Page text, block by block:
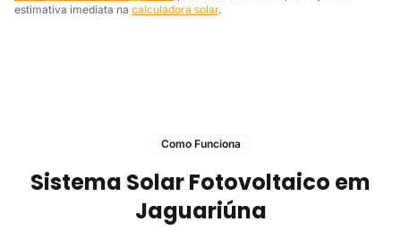
estimativa imediata na calculadora solar.
Como Funciona
Sistema Solar Fotovoltaico em
Jaguariúna